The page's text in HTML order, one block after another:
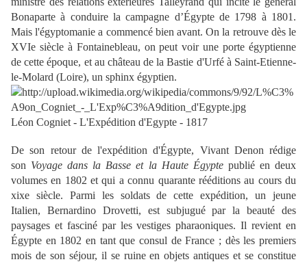
Bonaparte à conduire la campagne d’Égypte de 1798 à 1801.
Mais l'égyptomanie a commencé bien avant. On la retrouve dès le
XVIe siècle à Fontainebleau, on peut voir une porte égyptienne
de cette époque, et au château de la Bastie d'Urfé à Saint-Etienne-
le-Molard (Loire), un sphinx égyptien.
Léon Cogniet - L'Expédition d'Egypte - 1817
De son retour de l'expédition d'Égypte, Vivant Denon rédige
son Voyage dans la Basse et la Haute Égyptepublié en deux
volumes en 1802 et qui a connu quarante rééditions au cours du
xixe siècle. Parmi les soldats de cette expédition, un jeune
Italien, Bernardino Drovetti, est subjugué par la beauté des
paysages et fasciné par les vestiges pharaoniques. Il revient en
Égypte en 1802 en tant que consul de France ; dès les premiers
mois de son séjour, il se ruine en objets antiques et se constitue